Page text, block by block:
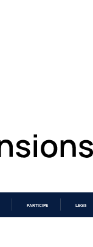
PARTICIPE